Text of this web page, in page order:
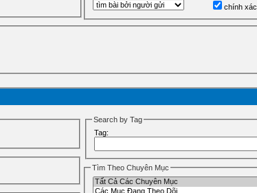
chính xác
Search by Tag
Tag:
Tìm Theo Chuyên Mục